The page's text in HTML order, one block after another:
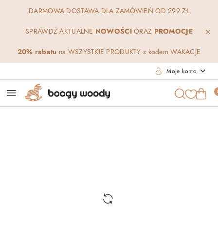
Przejdź do treści głównej
Przejdź do wyszukiwarki
Przejdź do moje konto
Przejdź do menu głównego
Przejdź do opisu produktu
Przejdź do stopki
DARMOWA DOSTAWA DLA ZAMÓWIEŃ OD 299 ZŁ
SPRAWDŹ AKTUALNE NOWOŚCIORAZ PROMOCJE
20% rabatu na WSZYSTKIE PRODUKTY z kodem WAKACJE
Moje konto